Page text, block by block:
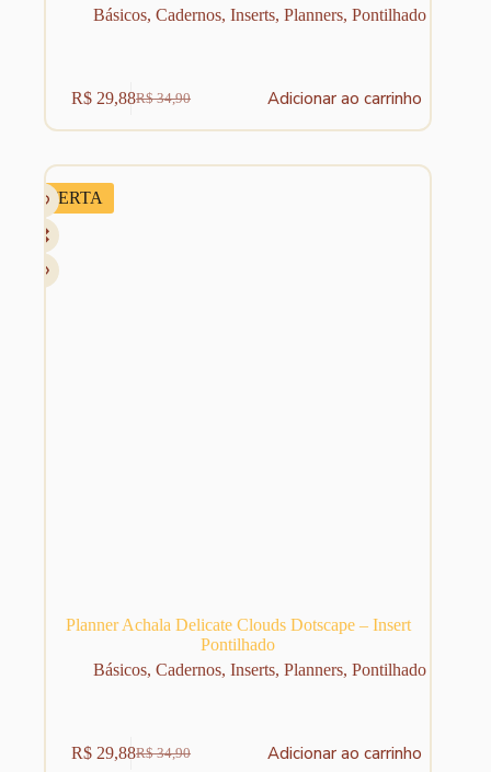
Básicos,Cadernos,Inserts,Planners,Pontilhado
R$34,90
O
preço
era:
R$ 29,88O
preço
é:
Adicionar ao carrinho
OFERTA
Planner Achala Delicate Clouds Dotscape – Insert
Pontilhado
Básicos,Cadernos,Inserts,Planners,Pontilhado
R$34,90
O
R$ 29,88O
Adicionar ao carrinho